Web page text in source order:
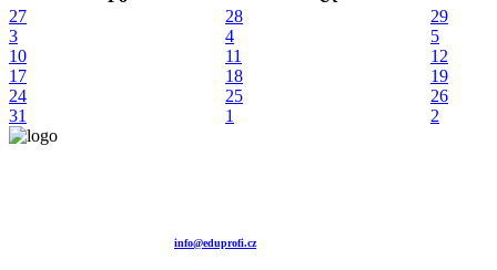
27
28 29
3
4 5
10
11 12
17
18 19
24
25 26
31
1 2
info@eduprofi.cz